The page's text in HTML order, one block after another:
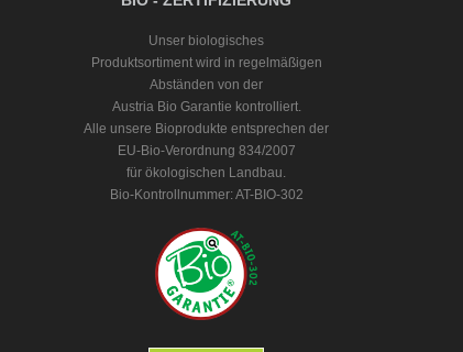
Unser biologisches
Produktsortiment wird in regelmäßigen
Abständen von der
Austria Bio Garantie kontrolliert.
Alle unsere Bioprodukte entsprechen der
EU-Bio-Verordnung 834/2007
für ökologischen Landbau.
Bio-Kontrollnummer: AT-BIO-302